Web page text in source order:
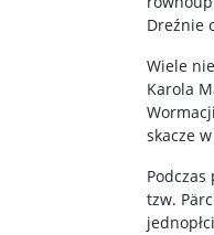
Dreźnie
Wiele
Karola
skacze
tzw.